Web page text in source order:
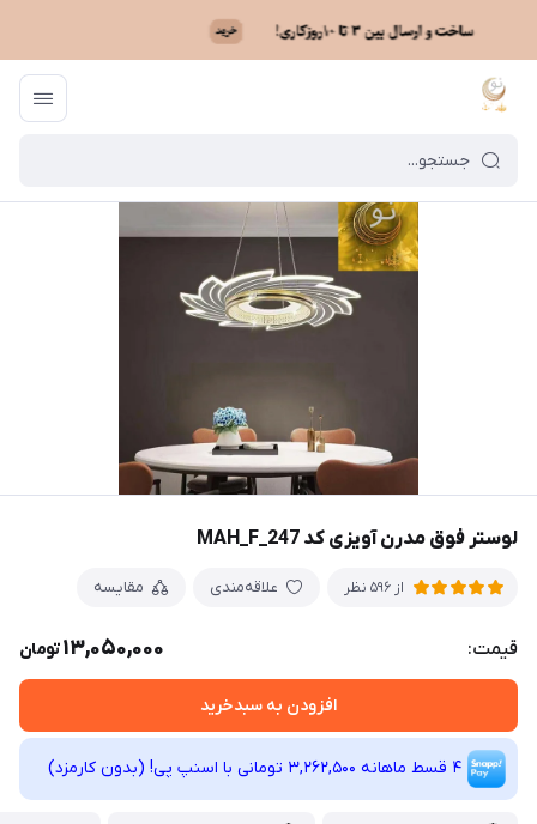
ماه نو / فهرست محصولات
لوستر فوق مدرن آویزی کد MAH_F_247
از 596 نظر علاقه‌مندی مقایسه
قیمت: 13,050,000تومان
افزودن به سبدخرید
4 قسط ماهانه 3,262,500 تومانی با اسنپ ‌پی! (بدون کارمزد)